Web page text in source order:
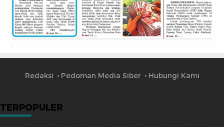
Redaksi Pedoman Media Siber Hubungi Kami
TERPOPULER